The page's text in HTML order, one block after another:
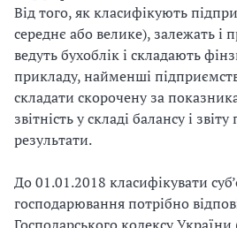
Від того, як класифікують
середнє або велике), залежать і
ведуть бухоблік і складають
прикладу, найменші
складати скорочену за
звітність у складі балансу і
результати.
До 01.01.2018 класифікувати
господарювання потрібно